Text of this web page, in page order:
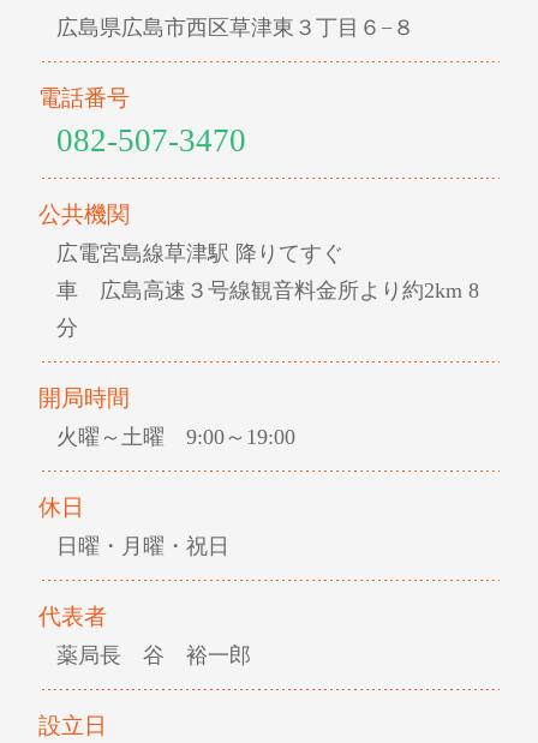
広島県広島市西区草津東３丁目６−８
電話番号
082-507-3470
公共機関
広電宮島線草津駅 降りてすぐ
車 広島高速３号線観音料金所より約2km 8
分
開局時間
火曜～土曜 9:00～19:00
休日
日曜・月曜・祝日
代表者
薬局長 谷 裕一郎
設立日